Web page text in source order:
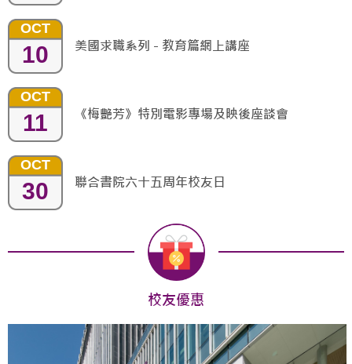
OCT
10 美國求職系列 - 教育篇網上講座
OCT
11 《梅艷芳》特別電影專場及映後座談會
OCT
30 聯合書院六十五周年校友日
校友優惠